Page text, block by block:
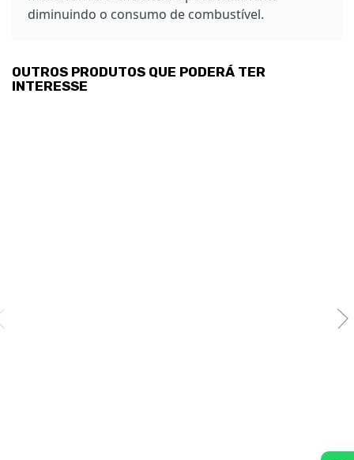
diminuindo o consumo de combustível.
OUTROS PRODUTOS QUE PODERÁ TER
INTERESSE